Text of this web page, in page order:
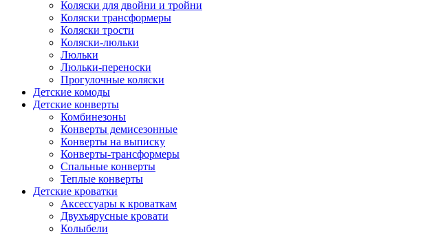
Коляски для двойни и тройни
Коляски трансформеры
Коляски трости
Коляски-люльки
Люльки
Люльки-переноски
Прогулочные коляски
Детские комоды
Детские конверты
Комбинезоны
Конверты демисезонные
Конверты на выписку
Конверты-трансформеры
Спальные конверты
Теплые конверты
Детские кроватки
Аксессуары к кроваткам
Двухъярусные кровати
Колыбели